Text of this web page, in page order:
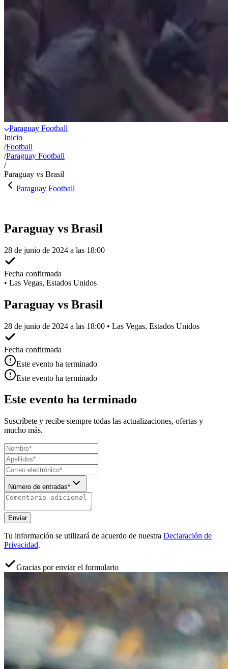
Paraguay Football
Inicio
/Football
/Paraguay Football
/
Paraguay vs Brasil
Paraguay Football
Paraguay vs Brasil
28 de junio de 2024 a las 18:00
Fecha confirmada
• Las Vegas, Estados Unidos
Paraguay vs Brasil
28 de junio de 2024 a las 18:00 • Las Vegas, Estados Unidos
Fecha confirmada
Este evento ha terminado
Este evento ha terminado
Este evento ha terminado
Suscríbete y recibe siempre todas las actualizaciones, ofertas y
mucho más.
Número de entradas*
Enviar
Tu información se utilizará de acuerdo de nuestra Declaración de
Privacidad.
Gracias por enviar el formulario